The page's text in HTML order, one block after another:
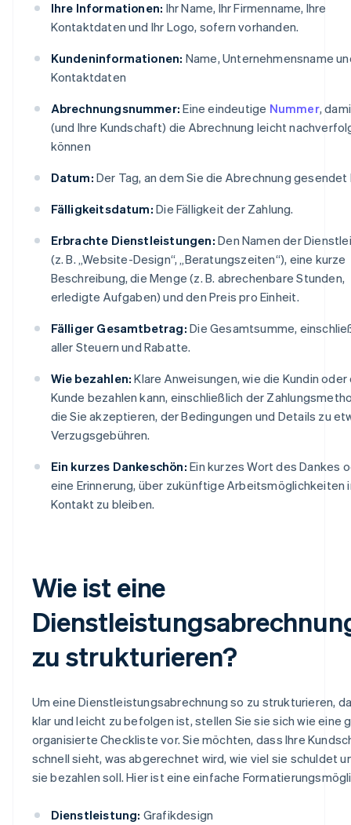
Ihre Informationen: Ihr Name, Ihr Firmenname, Ihre
Kontaktdaten und Ihr Logo, sofern vorhanden.
Kundeninformationen: Name, Unternehmensname
Kontaktdaten
Abrechnungsnummer: Eine eindeutige Nummer,
(und Ihre Kundschaft) die Abrechnung leicht
können
Datum: Der Tag, an dem Sie die Abrechnung gesendet
Fälligkeitsdatum: Die Fälligkeit der Zahlung.
Erbrachte Dienstleistungen: Den Namen der
(z. B. „Website-Design“, „Beratungszeiten“), eine kurze
Beschreibung, die Menge (z. B. abrechenbare Stunden,
erledigte Aufgaben) und den Preis pro Einheit.
Fälliger Gesamtbetrag: Die Gesamtsumme,
aller Steuern und Rabatte.
Wie bezahlen: Klare Anweisungen, wie die Kundin oder
Kunde bezahlen kann, einschließlich der
die Sie akzeptieren, der Bedingungen und Details zu
Verzugsgebühren.
Ein kurzes Dankeschön: Ein kurzes Wort des Dankes
eine Erinnerung, über zukünftige Arbeitsmöglichkeiten
Kontakt zu bleiben.
Wie ist eine
zu strukturieren?
Um eine Dienstleistungsabrechnung so zu strukturieren,
klar und leicht zu befolgen ist, stellen Sie sie sich wie eine
organisierte Checkliste vor. Sie möchten, dass Ihre
schnell sieht, was abgerechnet wird, wie viel sie schuldet
sie bezahlen soll. Hier ist eine einfache
Dienstleistung: Grafikdesign